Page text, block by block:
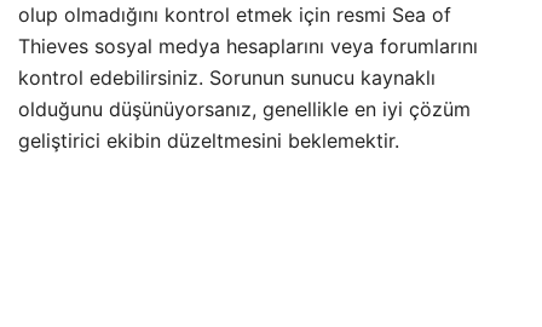
olup olmadığını kontrol etmek için resmi Sea of
Thieves sosyal medya hesaplarını veya forumlarını
kontrol edebilirsiniz. Sorunun sunucu kaynaklı
olduğunu düşünüyorsanız, genellikle en iyi çözüm
geliştirici ekibin düzeltmesini beklemektir.